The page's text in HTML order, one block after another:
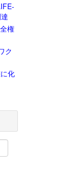
権
ク
化